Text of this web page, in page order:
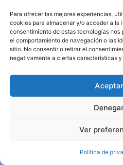
Para ofrecer las mejores experiencias,
cookies para almacenar y/o acceder a la
consentimiento de estas tecnologías nos
el comportamiento de navegación o las
sitio. No consentir o retirar el
negativamente a ciertas características
Aceptar
Ver
Política de